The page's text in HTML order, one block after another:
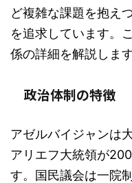
ど複雑な課題を抱え
を追求しています。
係の詳細を解説します
政治体制の特徴
アゼルバイジャンは
アリエフ大統領が
す。国民議会は一院